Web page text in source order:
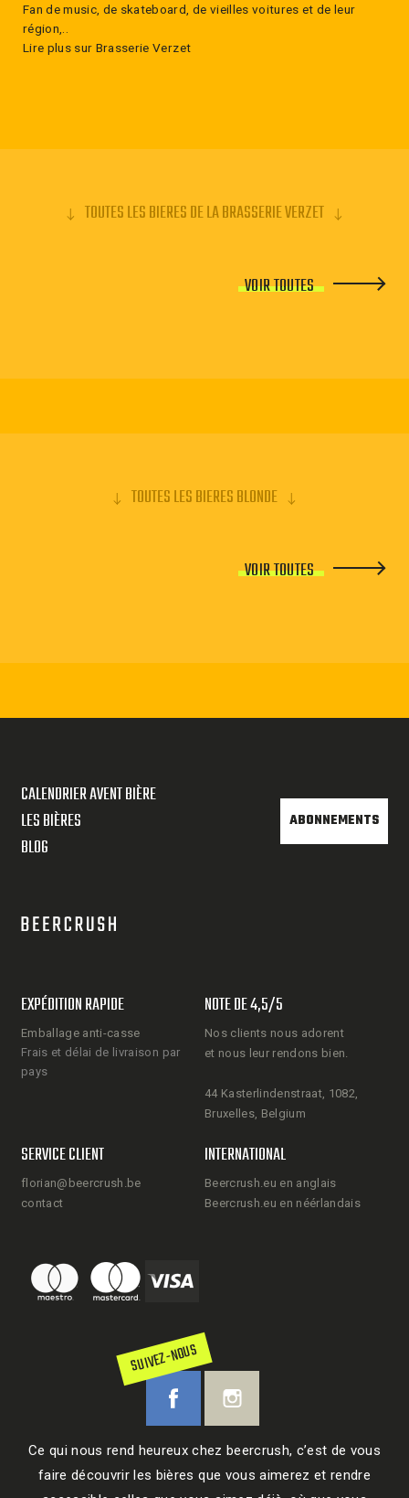
leurs houblons citra, cascade, mosaic, centennial,etc. La
brasserie Verzet propose quelque chose de différent
mais avant tout pour ces bières de style Vieille Brune, qui
Fan de music, de skateboard, de vieilles voitures et de leur
région,..
Lire plus sur Brasserie Verzet
TOUTES LES BIERES DE LA BRASSERIE VERZET
VOIR TOUTES
TOUTES LES BIERES BLONDE
VOIR TOUTES
CALENDRIER AVENT BIÈRE
LES BIÈRES
BLOG
ABONNEMENTS
EXPÉDITION RAPIDE
Emballage anti-casse
Frais et délai de livraison par
pays
NOTE DE 4,5/5
Nos clients nous adorent
et nous leur rendons bien.
44 Kasterlindenstraat, 1082,
Bruxelles, Belgium
SERVICE CLIENT
florian@beercrush.be
contact
INTERNATIONAL
Beercrush.eu en anglais
Beercrush.eu en néérlandais
SUIVEZ-NOUS
Ce qui nous rend heureux chez beercrush, c’est de vous
faire découvrir les bières que vous aimerez et rendre